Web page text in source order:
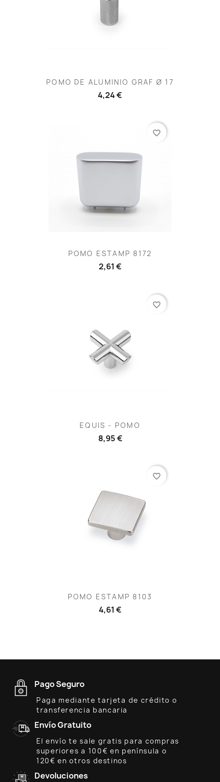
POMO DE ALUMINIO GRAF Ø 17
4,24 €
POMO ESTAMP 8172
2,61 €
favorite_border
EQUIS - POMO
8,95 €
favorite_border
POMO ESTAMP 8103
4,61 €
favorite_border
Pago Seguro
Paga mediante tarjeta de crédito o
transferencia bancaria
Envío Gratuito
El envío te sale gratis para compras
superiores a 100€ en península o
120€ en otros destinos
Devoluciones